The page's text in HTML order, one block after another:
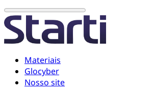
Materiais
Glocyber
Nosso site